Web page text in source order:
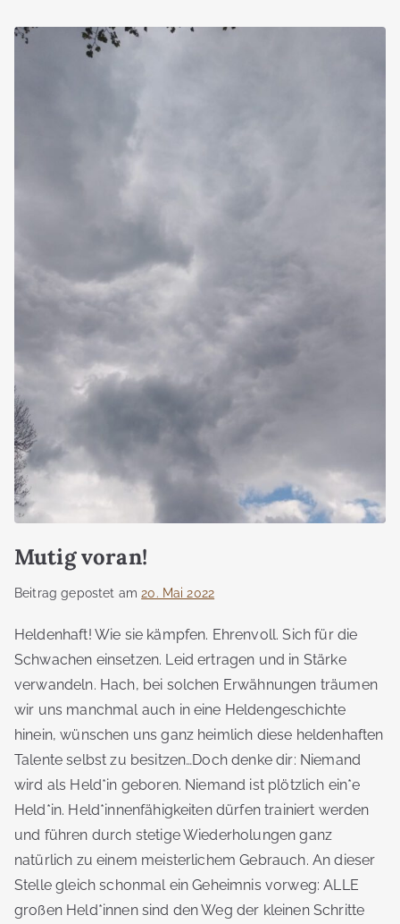
Mutig voran!
Beitrag gepostet am20. Mai 2022
Heldenhaft! Wie sie kämpfen. Ehrenvoll. Sich für die
Schwachen einsetzen. Leid ertragen und in Stärke
verwandeln. Hach, bei solchen Erwähnungen träumen
wir uns manchmal auch in eine Heldengeschichte
hinein, wünschen uns ganz heimlich diese heldenhaften
Talente selbst zu besitzen…Doch denke dir: Niemand
wird als Held*in geboren. Niemand ist plötzlich ein*e
Held*in. Held*innenfähigkeiten dürfen trainiert werden
und führen durch stetige Wiederholungen ganz
natürlich zu einem meisterlichem Gebrauch. An dieser
Stelle gleich schonmal ein Geheimnis vorweg: ALLE
großen Held*innen sind den Weg der kleinen Schritte